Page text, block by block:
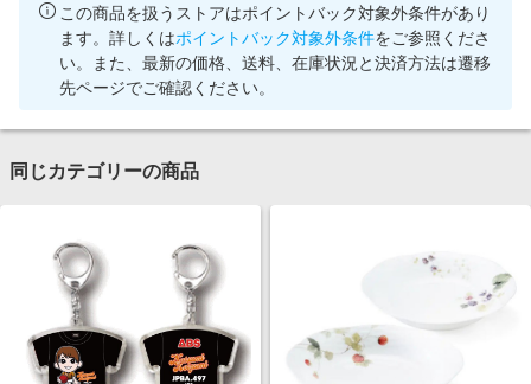
この商品を扱うストアはポイントバック対象外条件があり
ます。詳しくはポイントバック対象外条件をご参照くださ
い。また、最新の価格、送料、在庫状況と決済方法は遷移
先ページでご確認ください。
同じカテゴリーの商品